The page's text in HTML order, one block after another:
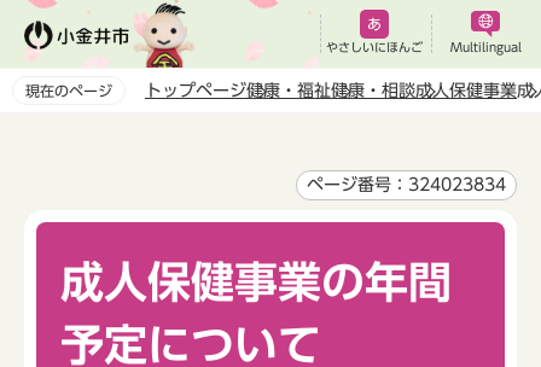
ペ
やさしいにほんご Multilingual
現在のページ トップページ健康・福祉健康・相談成人保健事業成
ページ番号：324023834
成人保健事業の年間
予定について